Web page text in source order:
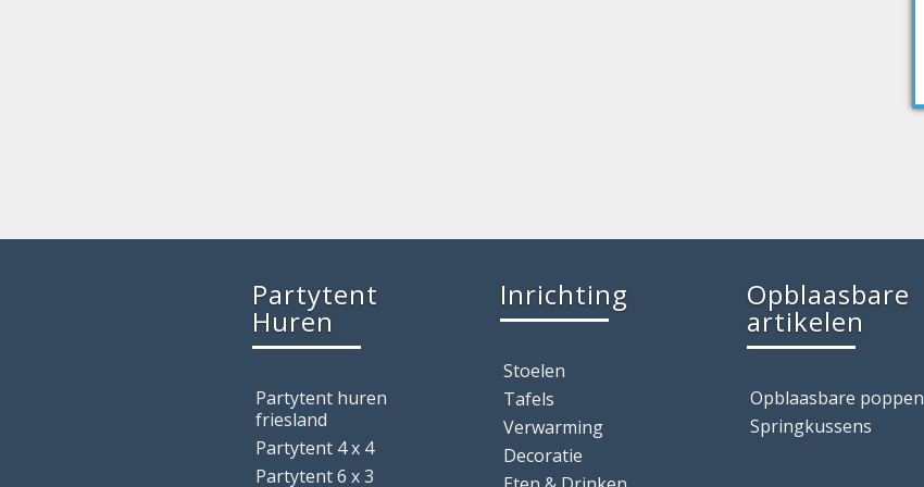
Partytent
Huren
Partytent huren
friesland
Partytent 4 x 4
Partytent 6 x 3
Inrichting
Stoelen
Tafels
Verwarming
Decoratie
Opblaasbare
artikelen
Opblaasbare poppen
Springkussens